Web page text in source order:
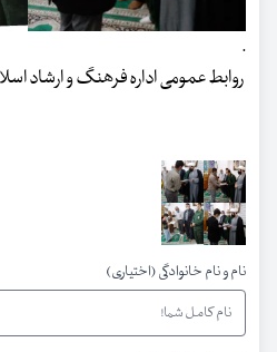
.
روابط عمومی اداره فرهنگ و ارشاد
نام و نام خانوادگی (اختیاری)